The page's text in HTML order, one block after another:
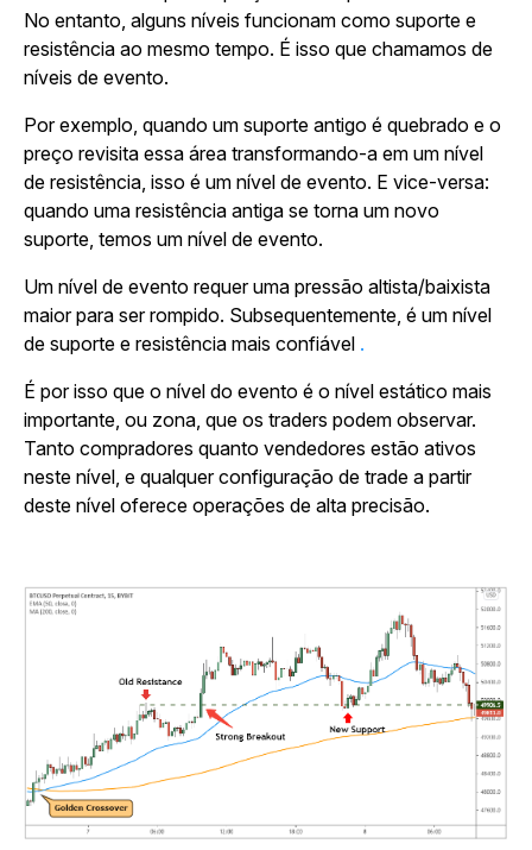
No entanto, alguns níveis funcionam como suporte e
resistência ao mesmo tempo. É isso que chamamos de
níveis de evento.
Por exemplo, quando um suporte antigo é quebrado e o
preço revisita essa área transformando-a em um nível
de resistência, isso é um nível de evento. E vice-versa:
quando uma resistência antiga se torna um novo
suporte, temos um nível de evento.
Um nível de evento requer uma pressão altista/baixista
maior para ser rompido. Subsequentemente, é um nível
de suporte e resistência mais confiável .
É por isso que o nível do evento é o nível estático mais
importante, ou zona, que os traders podem observar.
Tanto compradores quanto vendedores estão ativos
neste nível, e qualquer configuração de trade a partir
deste nível oferece operações de alta precisão.